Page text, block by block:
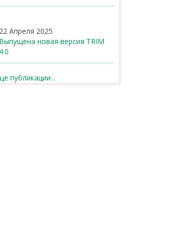
22 Апреля 2025
Выпущена новая версия TRIM
4.0
публикации...